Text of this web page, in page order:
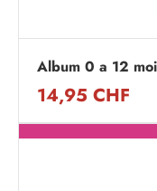
Album 0 a 12
14,95 CHF